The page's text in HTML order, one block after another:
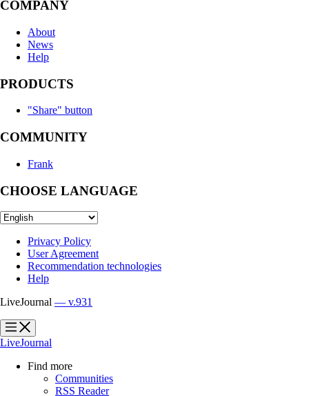
COMPANY
About
News
Help
PRODUCTS
"Share" button
COMMUNITY
Frank
CHOOSE LANGUAGE
Privacy Policy
User Agreement
Recommendation technologies
Help
LiveJournal — v.931
?
?
LiveJournal
Find more
Communities
RSS Reader